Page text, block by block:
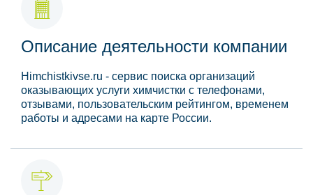
Описание деятельности компании
Himchistkivse.ru - сервис поиска организаций
оказывающих услуги химчистки с телефонами,
отзывами, пользовательским рейтингом, временем
работы и адресами на карте России.